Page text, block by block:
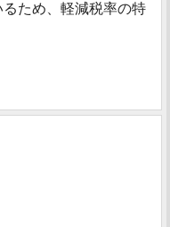
ため、軽減税率の特